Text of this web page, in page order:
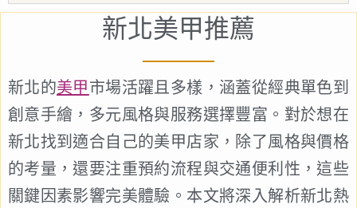
新北美甲推薦
新北的美甲市場活躍且多樣，涵蓋從經典單色到
創意手繪，多元風格與服務選擇豐富。對於想在
新北找到適合自己的美甲店家，除了風格與價格
的考量，還要注重預約流程與交通便利性，這些
關鍵因素影響完美體驗。本文將深入解析新北熱